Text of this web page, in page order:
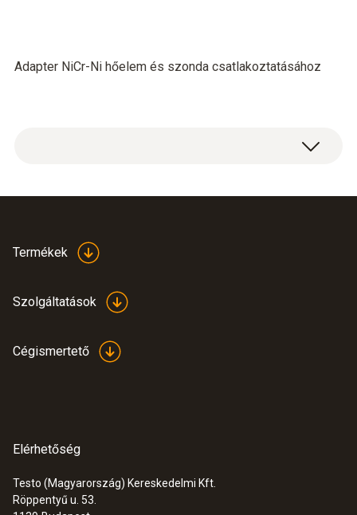
Adapter NiCr-Ni hőelem és szonda csatlakoztatásához
Termékek
Szolgáltatások
Cégismertető
Elérhetőség
Testo (Magyarország) Kereskedelmi Kft.
Röppentyű u. 53.